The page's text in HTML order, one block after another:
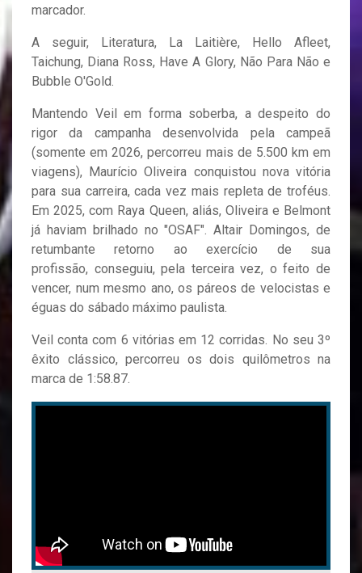
marcador.
A seguir, Literatura, La Laitière, Hello Afleet,
Taichung, Diana Ross, Have A Glory, Não Para Não e
Bubble O'Gold.
Mantendo Veil em forma soberba, a despeito do
rigor da campanha desenvolvida pela campeã
(somente em 2026, percorreu mais de 5.500 km em
viagens), Maurício Oliveira conquistou nova vitória
para sua carreira, cada vez mais repleta de troféus.
Em 2025, com Raya Queen, aliás, Oliveira e Belmont
já haviam brilhado no "OSAF". Altair Domingos, de
retumbante retorno ao exercício de sua
profissão, conseguiu, pela terceira vez, o feito de
vencer, num mesmo ano, os páreos de velocistas e
éguas do sábado máximo paulista.
Veil conta com 6 vitórias em 12 corridas. No seu 3º
êxito clássico, percorreu os dois quilômetros na
marca de 1:58.87.